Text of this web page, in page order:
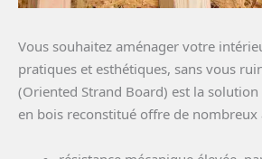
Vous souhaitez aménager votre
pratiques et esthétiques, sans vous
(Oriented Strand Board) est la solution
en bois reconstitué offre de nombreux